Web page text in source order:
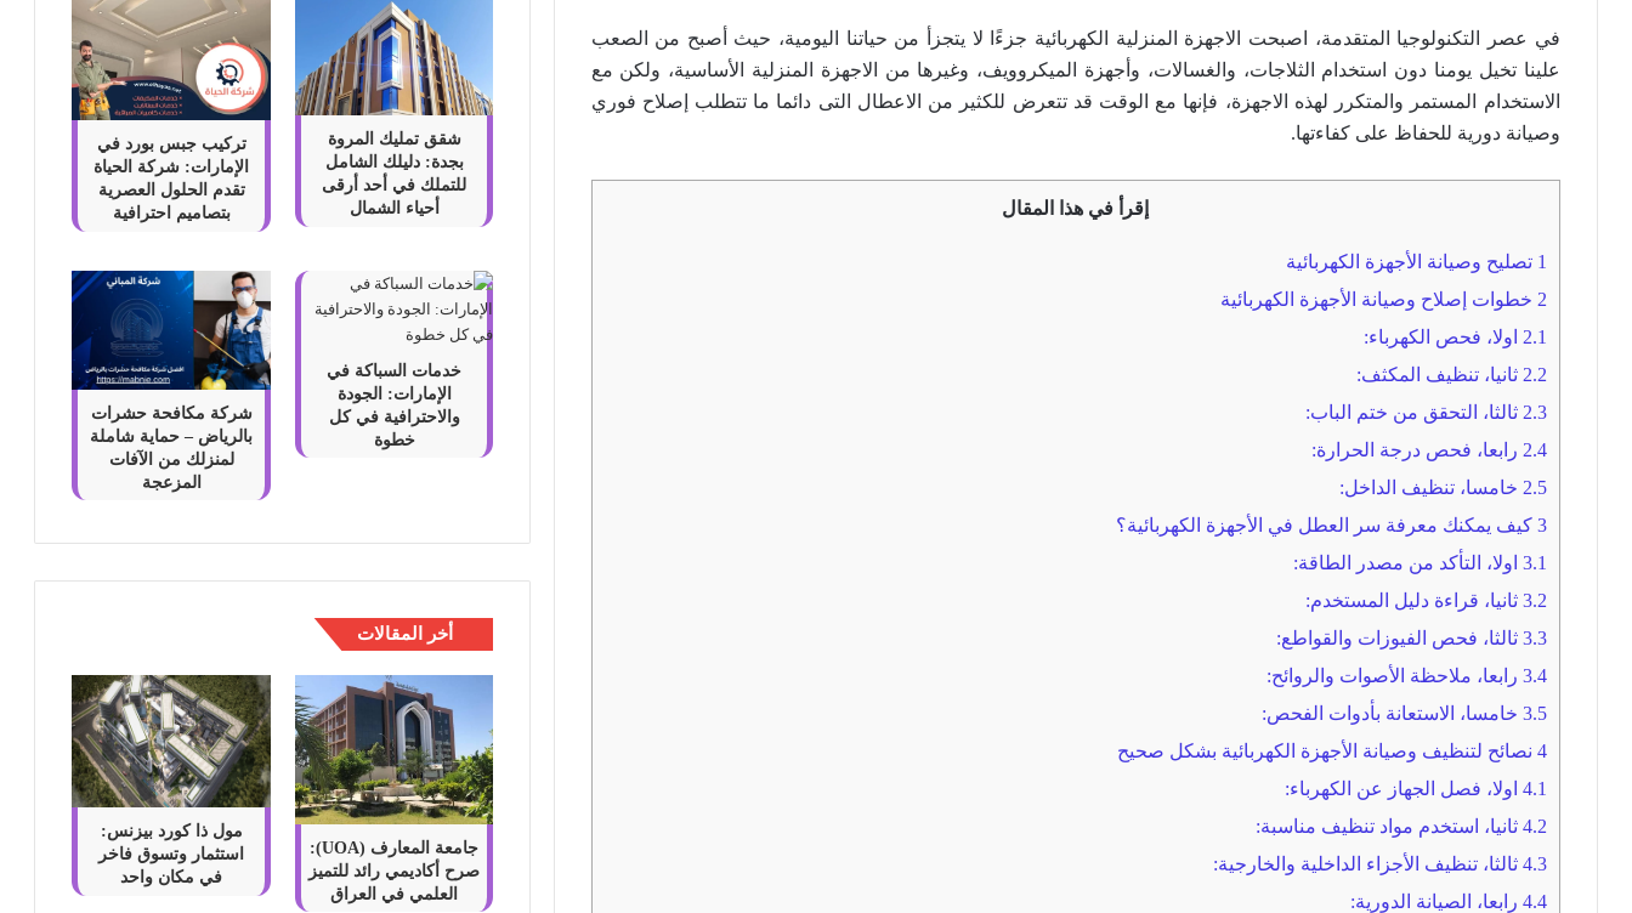
في عصر التكنولوجيا المتقدمة، اصبحت الاجهزة المنزلية الكهربائية جزءًا لا يتجزأ من حياتنا اليومية، حيث أصبح من الصعب
علينا تخيل يومنا دون استخدام الثلاجات، والغسالات، وأجهزة الميكروويف، وغيرها من الاجهزة المنزلية الأساسية، ولكن مع
الاستخدام المستمر والمتكرر لهذه الاجهزة، فإنها مع الوقت قد تتعرض للكثير من الاعطال التى دائما ما تتطلب إصلاح فوري
وصيانة دورية للحفاظ على كفاءتها.
إقرأ في هذا المقال
1 تصليح وصيانة الأجهزة الكهربائية
2 خطوات إصلاح وصيانة الأجهزة الكهربائية
2.1 اولا، فحص الكهرباء:
2.2 ثانيا، تنظيف المكثف:
2.3 ثالثا، التحقق من ختم الباب:
2.4 رابعا، فحص درجة الحرارة:
2.5 خامسا، تنظيف الداخل:
3 كيف يمكنك معرفة سر العطل في الأجهزة الكهربائية؟
3.1 اولا، التأكد من مصدر الطاقة:
3.2 ثانيا، قراءة دليل المستخدم:
3.3 ثالثا، فحص الفيوزات والقواطع:
3.4 رابعا، ملاحظة الأصوات والروائح:
3.5 خامسا، الاستعانة بأدوات الفحص:
4 نصائح لتنظيف وصيانة الأجهزة الكهربائية بشكل صحيح
4.1 اولا، فصل الجهاز عن الكهرباء:
4.2 ثانيا، استخدم مواد تنظيف مناسبة:
4.3 ثالثا، تنظيف الأجزاء الداخلية والخارجية:
4.4 رابعا، الصيانة الدورية:
شقق تمليك المروة
بجدة: دليلك الشامل
للتملك في أحد أرقى
أحياء الشمال
تركيب جبس بورد في
الإمارات: شركة الحياة
تقدم الحلول العصرية
بتصاميم احترافية
خدمات السباكة في
الإمارات: الجودة
والاحترافية في كل
خطوة
شركة مكافحة حشرات
بالرياض – حماية شاملة
لمنزلك من الآفات
المزعجة
أخر المقالات
جامعة المعارف (UOA):
صرح أكاديمي رائد للتميز
العلمي في العراق
مول ذا كورد بيزنس:
استثمار وتسوق فاخر
في مكان واحد